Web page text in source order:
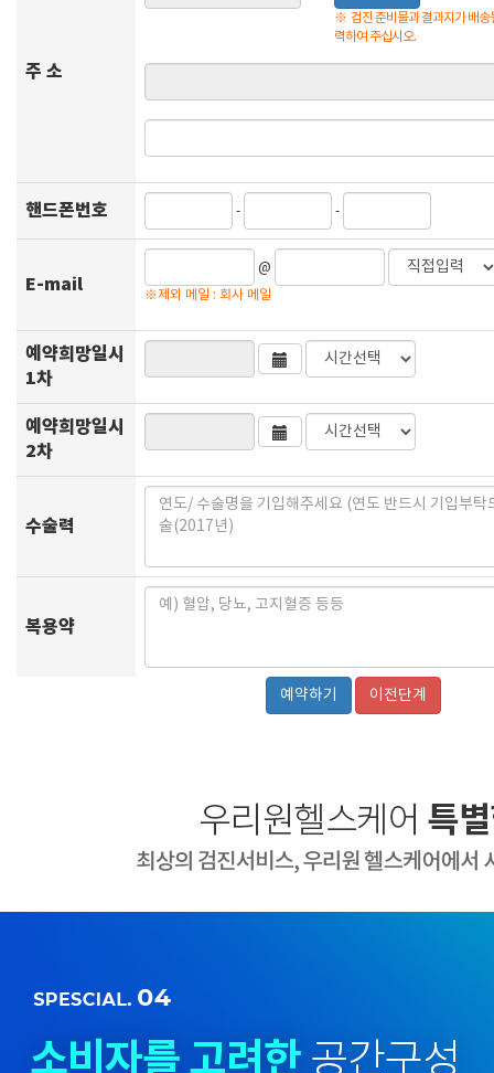
주 소
※ 검진 준비물과 결과지가 배
력하여 주십시오.
핸드폰번호 - -
E-mail
@
※제외 메일 : 회사 메일
예약희망일시
1차
예약희망일시
2차
수술력
복용약
이전단계